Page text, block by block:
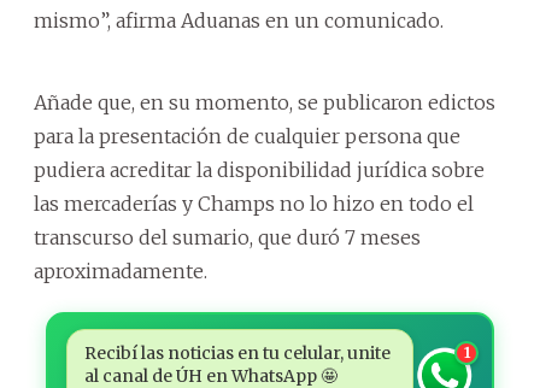
mismo”, afirma Aduanas en un comunicado.
Añade que, en su momento, se publicaron edictos
para la presentación de cualquier persona que
pudiera acreditar la disponibilidad jurídica sobre
las mercaderías y Champs no lo hizo en todo el
transcurso del sumario, que duró 7 meses
aproximadamente.
Recibí las noticias en tu celular, unite
al canal de ÚH en WhatsApp 🤩
1